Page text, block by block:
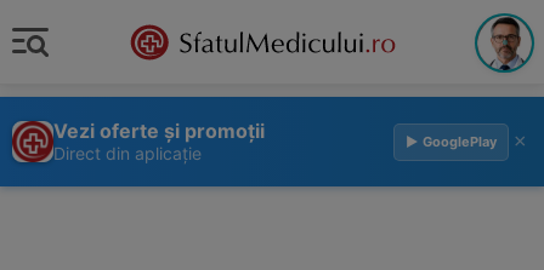
Vezi oferte și promoții
Direct din aplicație
▶ GooglePlay ×